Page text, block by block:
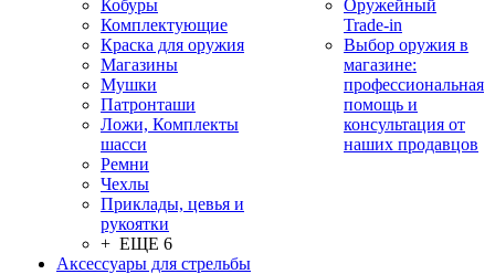
Кобуры
Комплектующие
Краска для оружия
Магазины
Мушки
Патронташи
Ложи, Комплекты
шасси
Ремни
Чехлы
Приклады, цевья и
рукоятки
+ ЕЩЕ 6
Аксессуары для стрельбы
Оружейный
Trade-in
Выбор оружия в
магазине:
профессиональная
помощь и
консультация от
наших продавцов